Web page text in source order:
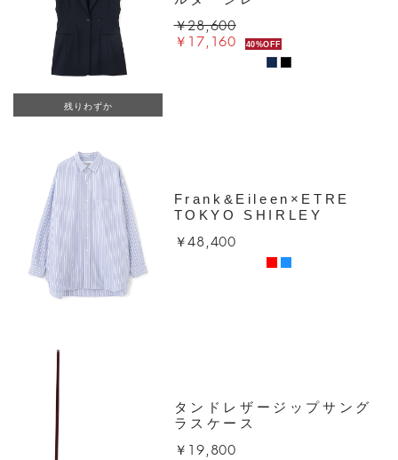
残りわずか
￥28,600
￥17,160 40%OFF
Frank&Eileen×ETRE
TOKYO SHIRLEY
￥48,400
タンドレザージップサング
ラスケース
￥19,800